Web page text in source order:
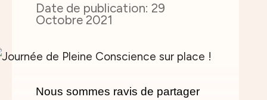
29
Octobre 2021
Nous sommes ravis de partager